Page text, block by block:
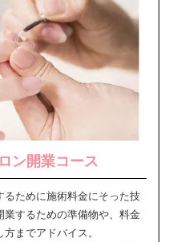
ン開業コース
るために施術料金にそった技
するための準備物や、料金
までアドバイス。